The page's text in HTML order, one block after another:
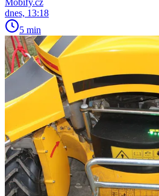
Mobify.cz
dnes, 13:18
5 min